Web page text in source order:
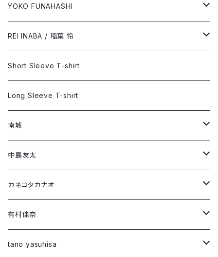
Long Sleeve T-shirt
「ブルーサイド」
「あなたの癒し」
Short Sleeve T-shirt
Long Sleeve T-shirt
YOKO FUNAHASHI
Short Sleeve T-shirt
Long Sleeve T-shirt
REI INABA / 稲葉 怜
Short Sleeve T-shirt
Long Sleeve T-shirt
Short Sleeve T-shirt
Long Sleeve T-shirt
南城
Short Sleeve T-shirt
Long Sleeve T-shirt
中島友太
Short Sleeve T-shirt
Long Sleeve T-shirt
第1弾コラボ
カネコタカナオ
Short Sleeve T-shirt
Long Sleeve T-shirt
有村佳奈
Short Sleeve T-shirt
tano yasuhisa